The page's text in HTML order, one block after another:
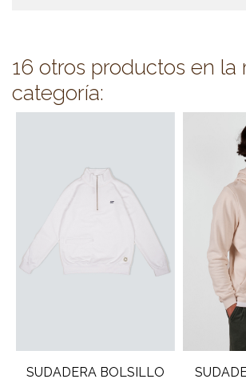
16 otros productos en la
categoría:
SUDADERA BOLSILLO